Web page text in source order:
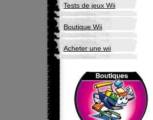
Tests de jeux Wii
Boutique Wii
Acheter une wii